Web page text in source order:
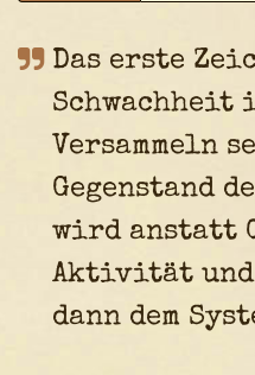
Das erste
Schwachheit
Versammeln
Gegenstand
wird anstatt
Aktivität
dann dem